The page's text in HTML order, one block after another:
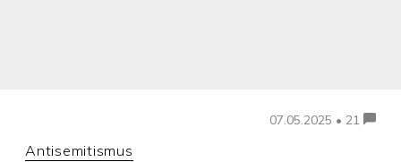
07.05.2025 • 21
Antisemitismus